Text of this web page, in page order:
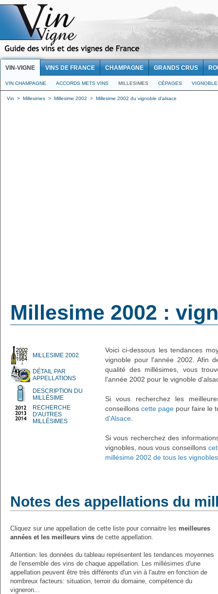
VIN-VIGNE VINS DE FRANCE CHAMPAGNE GRANDS CRUS
VIN CHAMPAGNE ACCORDS METS VINS MILLESIMES CÉPAGES
Vin > Millesimes > Millesime 2002 > Millesime 2002 du vignoble d'alsace
Millesime 2002 :
MILLESIME 2002
DÉTAIL PAR
APPELLATIONS
DESCRIPTION DU
MILLÉSIME
RECHERCHE
D'AUTRES
MILLÉSIMES
Voici ci-dessous les tendances
vignoble pour l'année 2002. Afin
qualité des millésimes, vous
l'année 2002 pour le vignoble
Si vous recherchez les
conseillons cette page pour faire le
d'Alsace
Si vous recherchez des
vignobles, nous vous conseillons
millésime 2002 de tous les vignobles
Notes des appellations du
Cliquez sur une appellation de cette liste pour connaitre les meilleures
années et les meilleurs vins de cette appellation.
Attention: les données du tableau représentent les tendances moyennes
de l'ensemble des vins de chaque appellation. Les millésimes d'une
appellation peuvent être très différents d'un vin à l'autre en fonction de
nombreux facteurs: situation, terroir du domaine, compétence du
vigneron...